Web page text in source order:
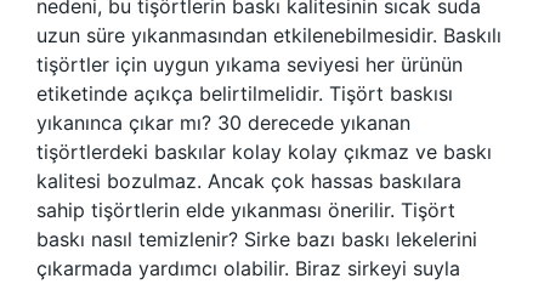
nedeni, bu tişörtlerin baskı kalitesinin sıcak suda
uzun süre yıkanmasından etkilenebilmesidir. Baskılı
tişörtler için uygun yıkama seviyesi her ürünün
etiketinde açıkça belirtilmelidir. Tişört baskısı
yıkanınca çıkar mı? 30 derecede yıkanan
tişörtlerdeki baskılar kolay kolay çıkmaz ve baskı
kalitesi bozulmaz. Ancak çok hassas baskılara
sahip tişörtlerin elde yıkanması önerilir. Tişört
baskı nasıl temizlenir? Sirke bazı baskı lekelerini
çıkarmada yardımcı olabilir. Biraz sirkeyi suyla